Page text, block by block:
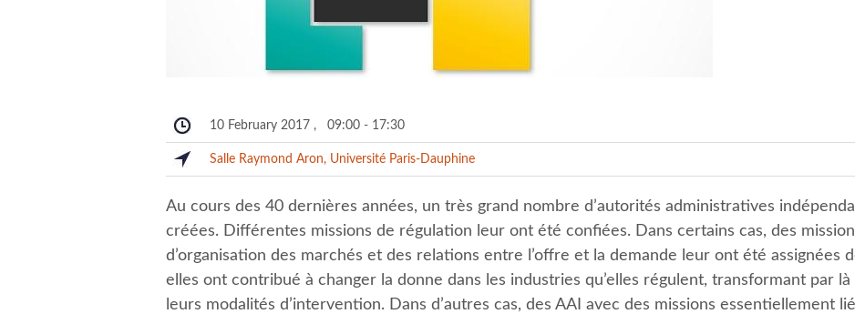
10 February 2017 , 09:00 - 17:30
Salle Raymond Aron, Université Paris-Dauphine
Au cours des 40 dernières années, un très grand nombre d’autorités administratives
créées. Différentes missions de régulation leur ont été confiées. Dans certains cas, des
d’organisation des marchés et des relations entre l’offre et la demande leur ont été assignées
elles ont contribué à changer la donne dans les industries qu’elles régulent, transformant par
leurs modalités d’intervention. Dans d’autres cas, des AAI avec des missions essentiellement